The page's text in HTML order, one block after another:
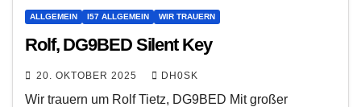
ALLGEMEIN I57 ALLGEMEIN WIR TRAUERN
Rolf, DG9BED Silent Key
20. OKTOBER 2025 DH0SK
Wir trauern um Rolf Tietz, DG9BED Mit großer